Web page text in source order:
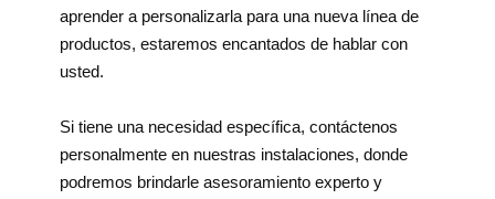
aprender a personalizarla para una nueva línea de
productos, estaremos encantados de hablar con
usted.
Si tiene una necesidad específica, contáctenos
personalmente en nuestras instalaciones, donde
podremos brindarle asesoramiento experto y